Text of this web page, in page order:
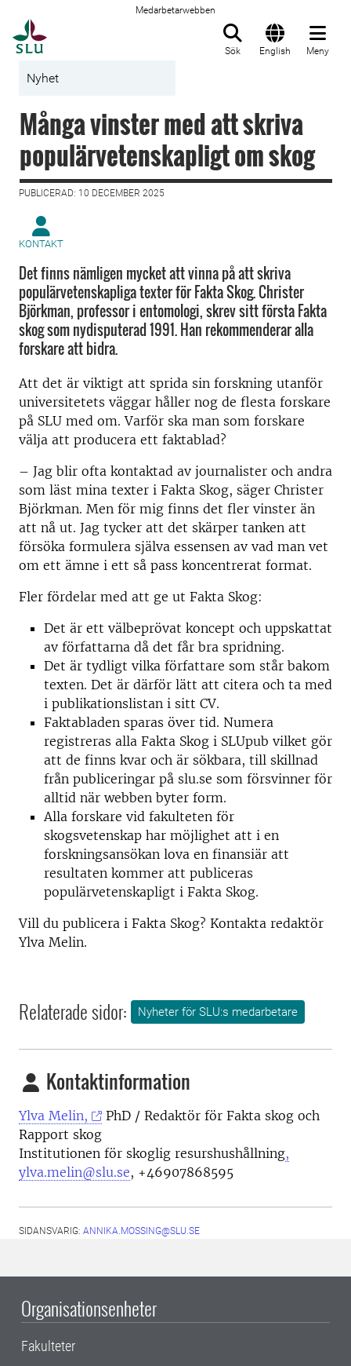
Medarbetarwebben
Sök English Meny
Nyhet
Många vinster med att skriva
populärvetenskapligt om skog
PUBLICERAD: 10 DECEMBER 2025
KONTAKT
Det finns nämligen mycket att vinna på att skriva
populärvetenskapliga texter för Fakta Skog. Christer
Björkman, professor i entomologi, skrev sitt första Fakta
skog som nydisputerad 1991. Han rekommenderar alla
forskare att bidra.
Att det är viktigt att sprida sin forskning utanför
universitetets väggar håller nog de flesta forskare
på SLU med om. Varför ska man som forskare
välja att producera ett faktablad?
– Jag blir ofta kontaktad av journalister och andra
som läst mina texter i Fakta Skog, säger Christer
Björkman. Men för mig finns det fler vinster än
att nå ut. Jag tycker att det skärper tanken att
försöka formulera själva essensen av vad man vet
om ett ämne i ett så pass koncentrerat format.
Fler fördelar med att ge ut Fakta Skog:
Det är ett välbeprövat koncept och uppskattat
av författarna då det får bra spridning.
Det är tydligt vilka författare som står bakom
texten. Det är därför lätt att citera och ta med
i publikationslistan i sitt CV.
Faktabladen sparas över tid. Numera
registreras alla Fakta Skog i SLUpub vilket gör
att de finns kvar och är sökbara, till skillnad
från publiceringar på slu.se som försvinner för
alltid när webben byter form.
Alla forskare vid fakulteten för
skogsvetenskap har möjlighet att i en
forskningsansökan lova en finansiär att
resultaten kommer att publiceras
populärvetenskapligt i Fakta Skog.
Vill du publicera i Fakta Skog? Kontakta redaktör
Ylva Melin.
Relaterade sidor: Nyheter för SLU:s medarbetare
Kontaktinformation
Ylva Melin,
PhD / Redaktör för Fakta skog och
Rapport skog
Institutionen för skoglig resurshushållning,
ylva.melin@slu.se, +46907868595
SIDANSVARIG: ANNIKA.MOSSING@SLU.SE
Organisationsenheter
Fakulteter